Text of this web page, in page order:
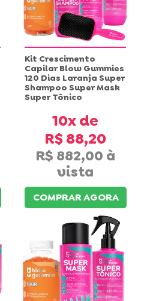
Kit Crescimento
Capilar Blow Gummies
120 Dias Laranja Super
Shampoo Super Mask
Super Tônico
R$ 882,00
10x
R$ 88,20
COMPRAR AGORA